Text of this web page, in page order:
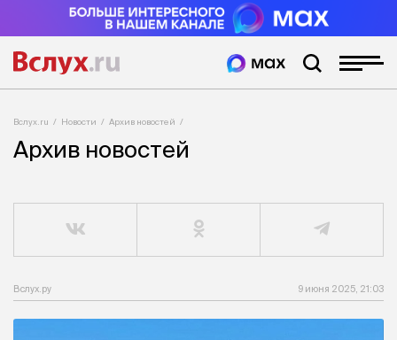
Вслух.ru Новости Архив новостей
Архив новостей
Вслух.ру 9 июня 2025, 21:03